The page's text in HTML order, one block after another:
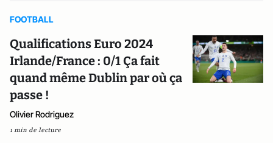
FOOTBALL
Qualifications Euro 2024
Irlande/France : 0/1 Ça fait
quand même Dublin par où ça
passe !
Olivier Rodriguez
1 min de lecture